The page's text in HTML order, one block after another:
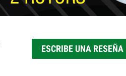
ESCRIBE UNA RESEÑA